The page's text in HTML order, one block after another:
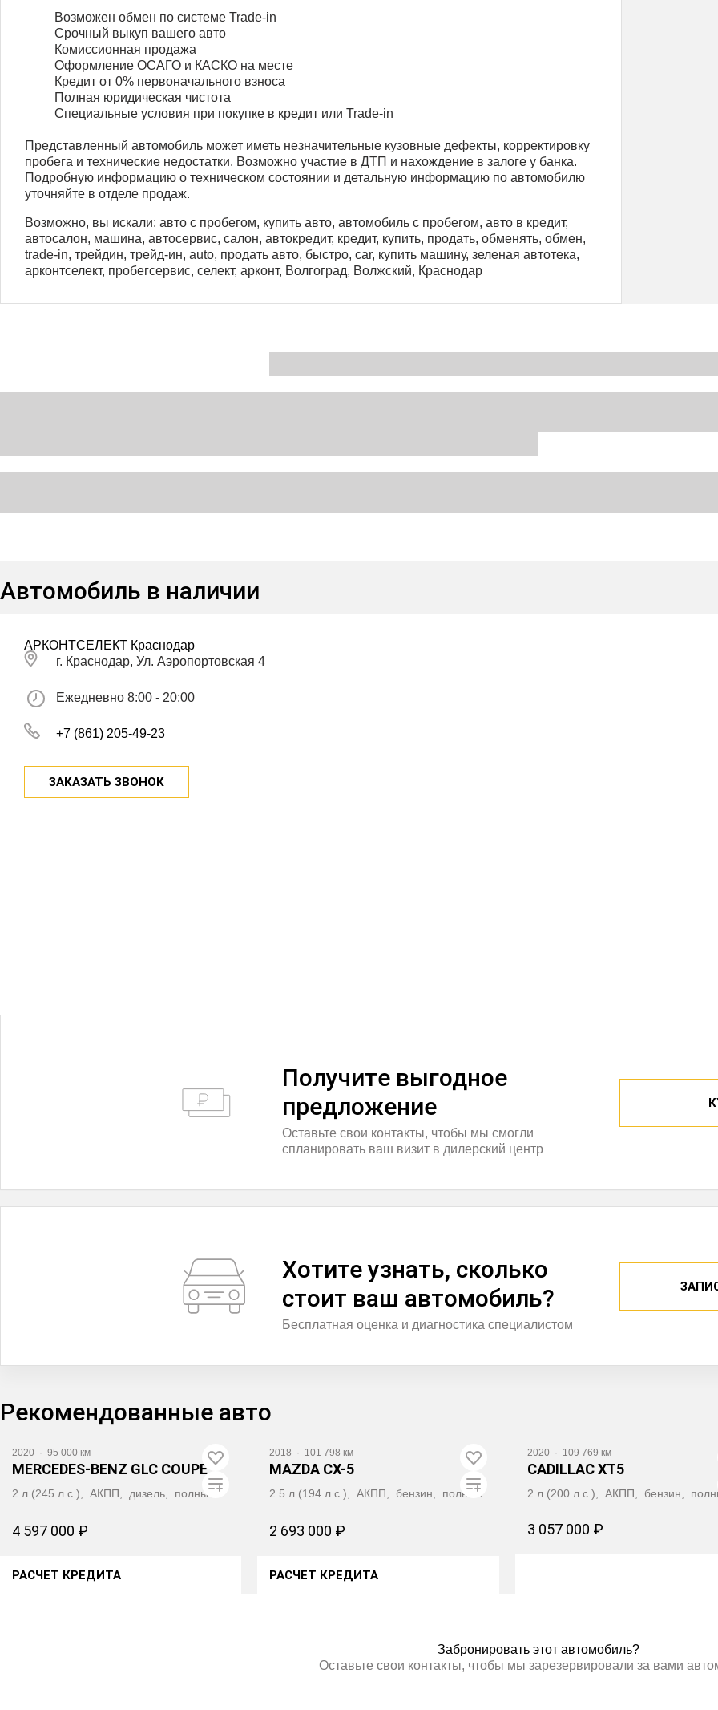
Возможен обмен по системе Trade-in
Срочный выкуп вашего авто
Комиссионная продажа
Оформление ОСАГО и КАСКО на месте
Кредит от 0% первоначального взноса
Полная юридическая чистота
Специальные условия при покупке в кредит или Trade-in
Представленный автомобиль может иметь незначительные кузовные дефекты, корректировку
пробега и технические недостатки. Возможно участие в ДТП и нахождение в залоге у банка.
Подробную информацию о техническом состоянии и детальную информацию по автомобилю
уточняйте в отделе продаж.
Возможно, вы искали: авто с пробегом, купить авто, автомобиль с пробегом, авто в кредит,
автосалон, машина, автосервис, салон, автокредит, кредит, купить, продать, обменять, обмен,
trade-in, трейдин, трейд-ин, auto, продать авто, быстро, car, купить машину, зеленая автотека,
арконтселект, пробегсервис, селект, арконт, Волгоград, Волжский, Краснодар
Автомобиль в наличии
АРКОНТСЕЛЕКТ Краснодар
г. Краснодар, Ул. Аэропортовская 4
Ежедневно 8:00 - 20:00
+7 (861) 205-49-23
ЗАКАЗАТЬ ЗВОНОК
Получитe выгодное
предложение
Оставьте свои контакты, чтобы мы смогли
спланировать ваш визит в дилерский центр
Хотите узнать, сколько
стоит ваш автомобиль?
Бесплатная оценка и диагностика специалистом
Рекомендованные авто
2020 · 95 000 км
MERCEDES‑BENZ GLC COUPE
2 л (245 л.с.), АКПП, дизель, полный
4 597 000 ₽
РАСЧЕТ КРЕДИТА
2018 · 101 798 км
MAZDA CX-5
2.5 л (194 л.с.), АКПП, бензин, полный
2 693 000 ₽
РАСЧЕТ КРЕДИТА
2020 · 109 769 км
CADILLAC XT5
2 л (200 л.с.), АКПП, бензин,
3 057 000 ₽
Забронировать этот автомобиль?
Оставьте свои контакты, чтобы мы зарезервировали за вами